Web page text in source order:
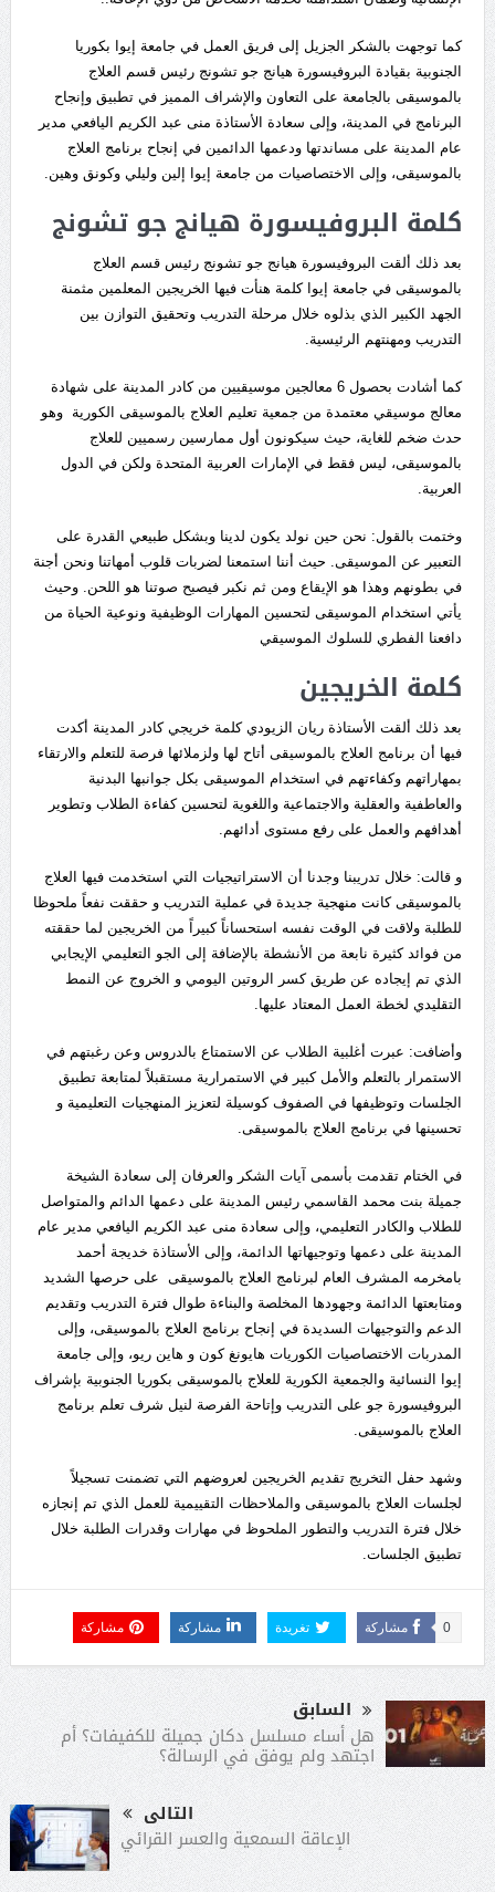
كما توجهت بالشكر الجزيل إلى فريق العمل في جامعة إيوا بكوريا
الجنوبية بقيادة البروفيسورة هيانج جو تشونج رئيس قسم العلاج
بالموسيقى بالجامعة على التعاون والإشراف المميز في تطبيق وإنجاح
البرنامج في المدينة، وإلى سعادة الأستاذة منى عبد الكريم اليافعي مدير
عام المدينة على مساندتها ودعمها الدائمين في إنجاح برنامج العلاج
بالموسيقى، وإلى الاختصاصيات من جامعة إيوا إلين وليلي وكونق وهين.
كلمة البروفيسورة هيانج جو تشونج
بعد ذلك ألقت البروفيسورة هيانج جو تشونج رئيس قسم العلاج
بالموسيقى في جامعة إيوا كلمة هنأت فيها الخريجين المعلمين مثمنة
الجهد الكبير الذي بذلوه خلال مرحلة التدريب وتحقيق التوازن بين
التدريب ومهنتهم الرئيسية.
كما أشادت بحصول 6 معالجين موسيقيين من كادر المدينة على شهادة
معالج موسيقي معتمدة من جمعية تعليم العلاج بالموسيقى الكورية وهو
حدث ضخم للغاية، حيث سيكونون أول ممارسين رسميين للعلاج
بالموسيقى، ليس فقط في الإمارات العربية المتحدة ولكن في الدول
العربية.
وختمت بالقول: نحن حين نولد يكون لدينا وبشكل طبيعي القدرة على
التعبير عن الموسيقى. حيث أننا استمعنا لضربات قلوب أمهاتنا ونحن أجنة
في بطونهم وهذا هو الإيقاع ومن ثم نكبر فيصبح صوتنا هو اللحن. وحيث
يأتي استخدام الموسيقى لتحسين المهارات الوظيفية ونوعية الحياة من
دافعنا الفطري للسلوك الموسيقي
كلمة الخريجين
بعد ذلك ألقت الأستاذة ريان الزيودي كلمة خريجي كادر المدينة أكدت
فيها أن برنامج العلاج بالموسيقى أتاح لها ولزملائها فرصة للتعلم والارتقاء
بمهاراتهم وكفاءتهم في استخدام الموسيقى بكل جوانبها البدنية
والعاطفية والعقلية والاجتماعية واللغوية لتحسين كفاءة الطلاب وتطوير
أهدافهم والعمل على رفع مستوى أدائهم.
و قالت: خلال تدريبنا وجدنا أن الاستراتيجيات التي استخدمت فيها العلاج
بالموسيقى كانت منهجية جديدة في عملية التدريب و حققت نفعاً ملحوظا
للطلبة ولاقت في الوقت نفسه استحساناً كبيراً من الخريجين لما حققته
من فوائد كثيرة نابعة من الأنشطة بالإضافة إلى الجو التعليمي الإيجابي
الذي تم إيجاده عن طريق كسر الروتين اليومي و الخروج عن النمط
التقليدي لخطة العمل المعتاد عليها.
وأضافت: عبرت أغلبية الطلاب عن الاستمتاع بالدروس وعن رغبتهم في
الاستمرار بالتعلم والأمل كبير في الاستمرارية مستقبلاً لمتابعة تطبيق
الجلسات وتوظيفها في الصفوف كوسيلة لتعزيز المنهجيات التعليمية و
تحسينها في برنامج العلاج بالموسيقى.
في الختام تقدمت بأسمى آيات الشكر والعرفان إلى سعادة الشيخة
جميلة بنت محمد القاسمي رئيس المدينة على دعمها الدائم والمتواصل
للطلاب والكادر التعليمي، وإلى سعادة منى عبد الكريم اليافعي مدير عام
المدينة على دعمها وتوجيهاتها الدائمة، وإلى الأستاذة خديجة أحمد
بامخرمه المشرف العام لبرنامج العلاج بالموسيقى على حرصها الشديد
ومتابعتها الدائمة وجهودها المخلصة والبناءة طوال فترة التدريب وتقديم
الدعم والتوجيهات السديدة في إنجاح برنامج العلاج بالموسيقى، وإلى
المدربات الاختصاصيات الكوريات هايونغ كون و هاين ريو، وإلى جامعة
إيوا النسائية والجمعية الكورية للعلاج بالموسيقى بكوريا الجنوبية بإشراف
البروفيسورة جو على التدريب وإتاحة الفرصة لنيل شرف تعلم برنامج
العلاج بالموسيقى.
وشهد حفل التخريج تقديم الخريجين لعروضهم التي تضمنت تسجيلاً
لجلسات العلاج بالموسيقى والملاحظات التقييمية للعمل الذي تم إنجازه
خلال فترة التدريب والتطور الملحوظ في مهارات وقدرات الطلبة خلال
تطبيق الجلسات.
مشاركة 0 تغريدة مشاركة مشاركة
السابق
هل أساء مسلسل دكان جميلة للكفيفات؟ أم
اجتهد ولم يوفق في الرسالة؟
التالى
الإعاقة السمعية والعسر القرائي